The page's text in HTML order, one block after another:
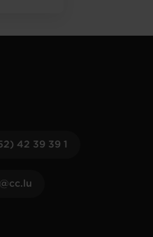
42 39 39 1